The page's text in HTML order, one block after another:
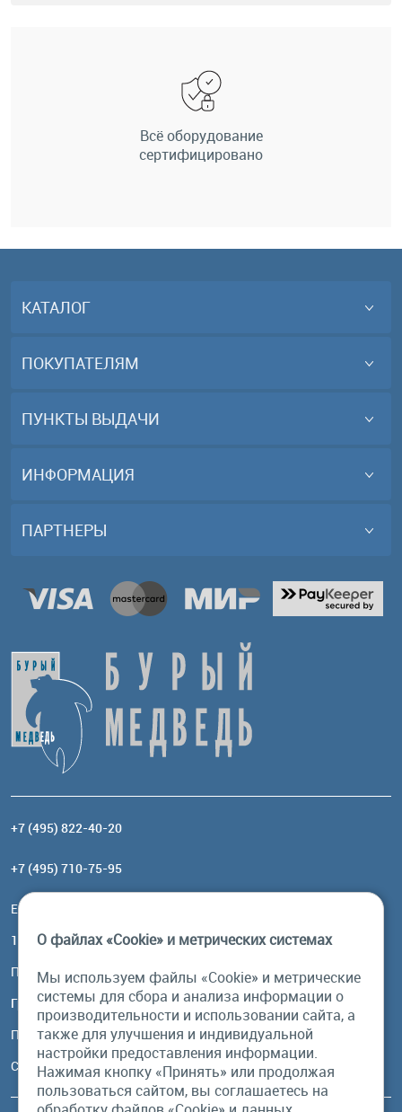
Всё оборудование
сертифицировано
КАТАЛОГ
ПОКУПАТЕЛЯМ
ПУНКТЫ ВЫДАЧИ
ИНФОРМАЦИЯ
ПАРТНЕРЫ
+7 (495) 822-40-20
+7 (495) 710-75-95
Email:
117485, Москва, ул. Профсоюзная, 84/32, корп 1
Посмотреть на карте
График работы
Пн-Пт: с 10:00 до 18:00
Сб, Вс: выходной
О файлах «Cookie» и метрических системах
Мы используем файлы «Cookie» и метрические
системы для сбора и анализа информации о
производительности и использовании сайта, а
также для улучшения и индивидуальной
настройки предоставления информации.
Нажимая кнопку «Принять» или продолжая
пользоваться сайтом, вы соглашаетесь на